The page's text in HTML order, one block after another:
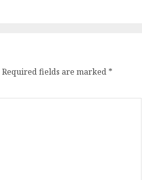
Required fields are marked *